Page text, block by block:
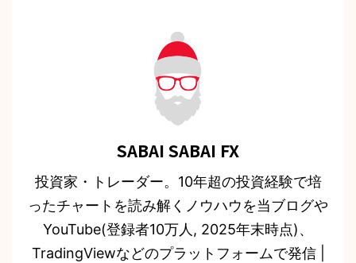
SABAI SABAI FX
投資家・トレーダー。10年超の投資経験で培
ったチャートを読み解くノウハウを当ブログや
YouTube(登録者10万人, 2025年末時点)、
TradingViewなどのプラットフォームで発信 |